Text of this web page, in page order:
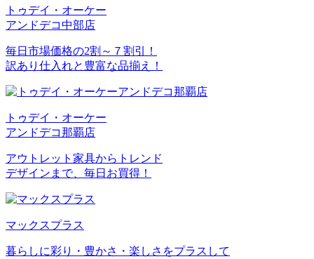
トゥデイ・オーケー
アンドデコ中部店
毎日市場価格の2割～７割引！
訳あり仕入れと豊富な品揃え！
トゥデイ・オーケー
アンドデコ那覇店
アウトレット家具からトレンド
デザインまで、毎日お買得！
マックスプラス
暮らしに彩り・豊かさ・楽しさをプラスして